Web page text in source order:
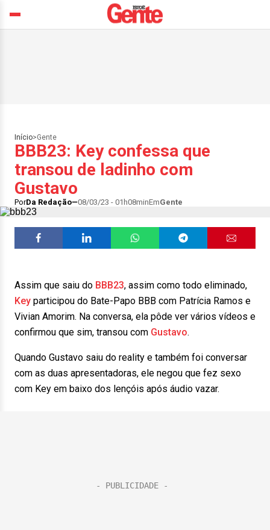
Início>Gente
BBB23: Key confessa que
transou de ladinho com
Gustavo
PorDa Redação 08/03/23 - 01h08minEmGente
Assim que saiu do BBB23, assim como todo eliminado,
Key participou do Bate-Papo BBB com Patrícia Ramos e
Vivian Amorim. Na conversa, ela pôde ver vários vídeos e
confirmou que sim, transou com Gustavo.
Quando Gustavo saiu do reality e também foi conversar
com as duas apresentadoras, ele negou que fez sexo
com Key em baixo dos lençóis após áudio vazar.